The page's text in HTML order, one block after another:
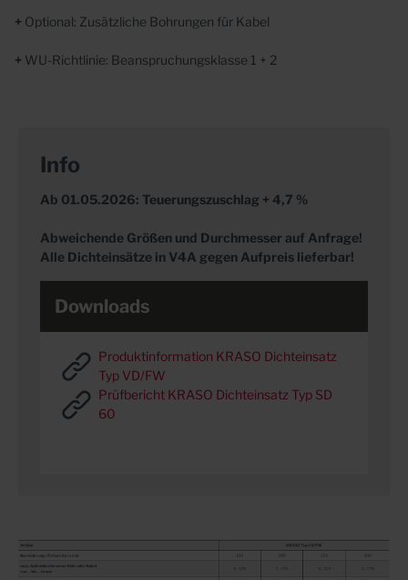
+ Optional: Zusätzliche Bohrungen für Kabel
+ WU-Richtlinie: Beanspruchungsklasse 1 + 2
Info
Ab 01.05.2026: Teuerungszuschlag + 4,7 %
Abweichende Größen und Durchmesser auf Anfrage!
Alle Dichteinsätze in V4A gegen Aufpreis lieferbar!
Downloads
Produktinformation KRASO Dichteinsatz
Typ VD/FW
Prüfbericht KRASO Dichteinsatz Typ SD
60